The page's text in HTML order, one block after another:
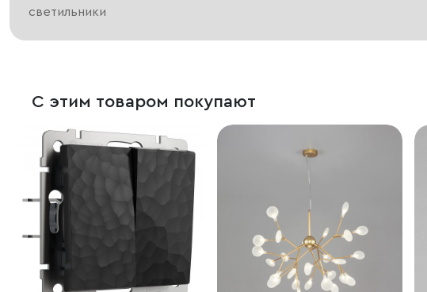
светильники
С этим товаром покупают